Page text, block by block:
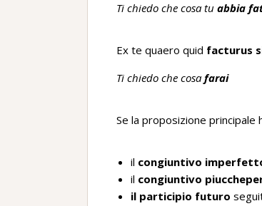
Ti chiedo che cosa tu abbia
Ex te quaero quid facturus
Ti chiedo che cosa farai
Se la proposizione principale
il congiuntivo
il congiuntivo
il participio futuro